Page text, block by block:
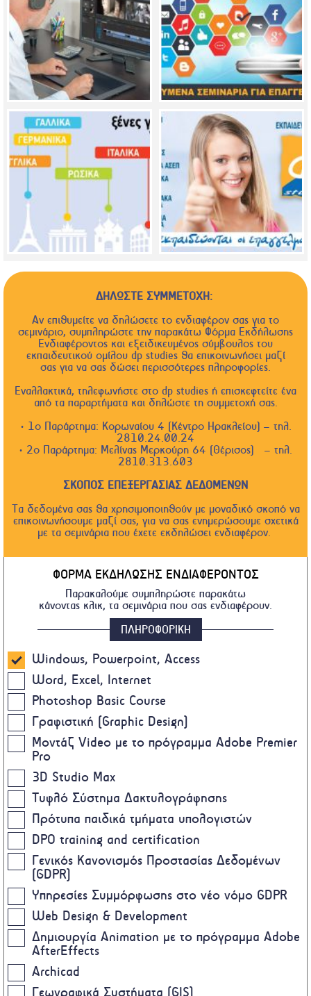
ΔΗΛΩΣΤΕ ΣΥΜΜΕΤΟΧΗ:
Αν επιθυμείτε να δηλώσετε το ενδιαφέρον σας για το
σεμινάριο, συμπληρώστε την παρακάτω Φόρμα Εκδήλωσης
Ενδιαφέροντος και εξειδικευμένος σύμβουλος του
εκπαιδευτικού ομίλου dp studies θα επικοινωνήσει μαζί
σας για να σας δώσει περισσότερες πληροφορίες.
Εναλλακτικά, τηλεφωνήστε στο dp studies ή επισκεφτείτε ένα
από τα παραρτήματα και δηλώστε τη συμμετοχή σας.
• 1ο Παράρτημα: Κορωναίου 4 (Κέντρο Ηρακλείου) – τηλ.
2810.24.00.24
• 2ο Παράρτημα: Μελίνας Μερκούρη 64 (Θέρισος) – τηλ.
2810.313.603
ΣΚΟΠΟΣ ΕΠΕΞΕΡΓΑΣΙΑΣ ΔΕΔΟΜΕΝΩΝ
Τα δεδομένα σας θα χρησιμοποιηθούν με μοναδικό σκοπό να
επικοινωνήσουμε μαζί σας, για να σας ενημερώσουμε σχετικά
με τα σεμινάρια που έχετε εκδηλώσει ενδιαφέρον.
ΦΟΡΜΑ ΕΚΔΗΛΩΣΗΣ ΕΝΔΙΑΦΕΡΟΝΤΟΣ
Παρακαλούμε συμπληρώστε παρακάτω
κάνοντας κλικ, τα σεμινάρια που σας ενδιαφέρουν.
ΠΛΗΡΟΦΟΡΙΚΗ
Windows, Powerpoint, Access
Word, Excel, Internet
Photoshop Basic Course
Γραφιστική (Graphic Design)
Μοντάζ Video με το πρόγραμμα Adobe Premier
Pro
3D Studio Max
Τυφλό Σύστημα Δακτυλογράφησης
Πρότυπα παιδικά τμήματα υπολογιστών
DPO training and certification
Γενικός Κανονισμός Προστασίας Δεδομένων
(GDPR)
Υπηρεσίες Συμμόρφωσης στο νέο νόμο GDPR
Web Design & Development
Δημιουργία Animation με το πρόγραμμα Adobe
AfterEffects
Archicad
Γεωγραφικά Συστήματα (GIS)